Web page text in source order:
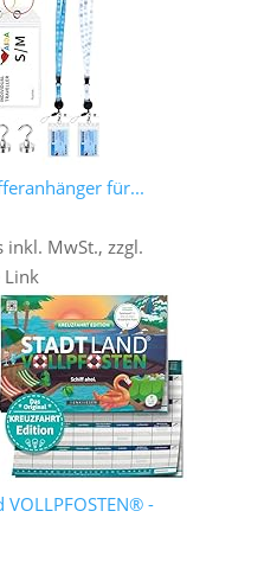
für...
inkl. MwSt., zzgl.
VOLLPFOSTEN® -